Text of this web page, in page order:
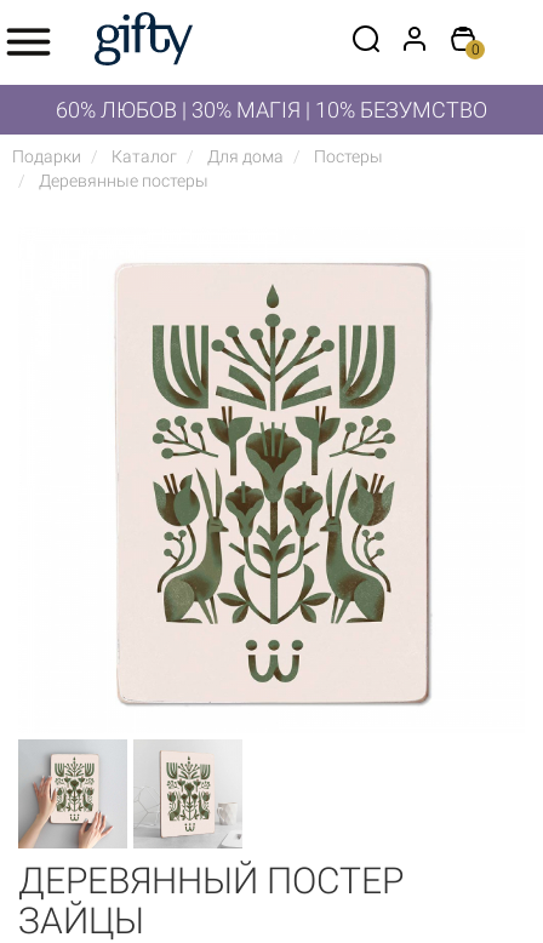
0
60% ЛЮБОВ | 30% МАГІЯ | 10% БЕЗУМСТВО
Подарки Каталог Для дома
Постеры
Деревянные постеры
ДЕРЕВЯННЫЙ ПОСТЕР
ЗАЙЦЫ